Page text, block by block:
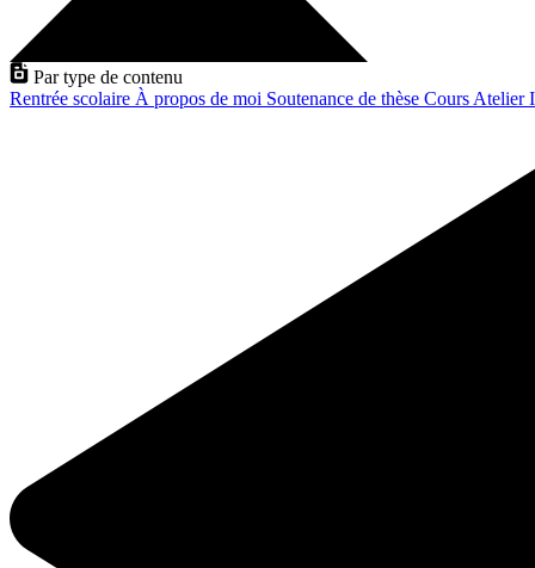
Par type de contenu
Rentrée scolaire À propos de moi Soutenance de thèse Cours Atelier